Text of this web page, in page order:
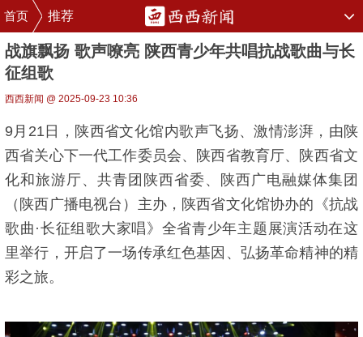
首页 推荐
战旗飘扬 歌声嘹亮 陕西青少年共唱抗战歌曲与长
征组歌
西西新闻 @ 2025-09-23 10:36
9月21日，陕西省文化馆内歌声飞扬、激情澎湃，由陕
西省关心下一代工作委员会、陕西省教育厅、陕西省文
化和旅游厅、共青团陕西省委、陕西广电融媒体集团
（陕西广播电视台）主办，陕西省文化馆协办的《抗战
歌曲·长征组歌大家唱》全省青少年主题展演活动在这
里举行，开启了一场传承红色基因、弘扬革命精神的精
彩之旅。